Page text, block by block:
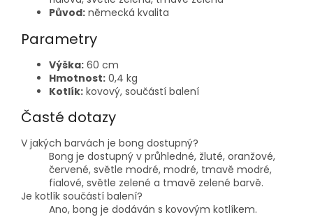
Původ: německá kvalita
Parametry
Výška: 60 cm
Hmotnost: 0,4 kg
Kotlík: kovový, součástí balení
Časté dotazy
V jakých barvách je bong dostupný?
Bong je dostupný v průhledné, žluté, oranžové,
červené, světle modré, modré, tmavě modré,
fialové, světle zelené a tmavě zelené barvě.
Je kotlík součástí balení?
Ano, bong je dodáván s kovovým kotlíkem.